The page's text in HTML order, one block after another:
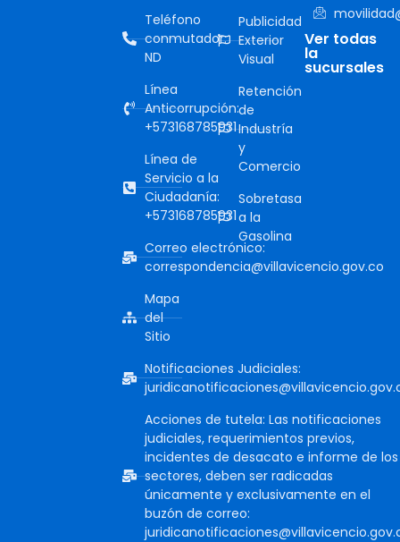
Teléfono
conmutador:
ND
Línea
Anticorrupción:
+573168785931
Línea de
Servicio a la
Ciudadanía:
+573168785931
Correo electrónico:
correspondencia@villavicencio.gov.co
Mapa
del
Sitio
Notificaciones Judiciales:
Acciones de tutela: Las notificaciones
judiciales, requerimientos previos,
incidentes de desacato e informe de los
sectores, deben ser radicadas
únicamente y exclusivamente en el
buzón de correo:
Publicidad
Exterior
Visual
Retención
de
Industría
y
Comercio
Sobretasa
a la
Gasolina
Ver todas
la
sucursales